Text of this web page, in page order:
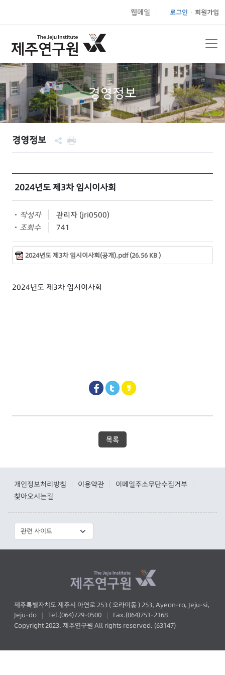
웹메일 로그인 회원가입
경영정보
경영정보
2024년도 제3차 임시이사회
작성자
관리자 (jri0500)
조회수
741
2024년도 제3차 임시이사회(공개).pdf (26.56 KB )
2024년도 제3차 임시이사회
목록
개인정보처리방침 이용약관 이메일주소무단수집거부
찾아오시는길
제주특별자치도 제주시 아연로 253 ( 오라이동 ) 253, Ayeon-ro, Jeju-si,
Jeju-do
| Tel.(064)729-0500 |
Fax.(064)751-2168
Copyright 2023. 제주연구원 All rights reserved. (63147)